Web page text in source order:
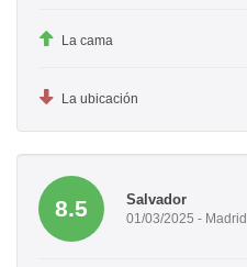
La cama
La ubicación
8.5 Salvador
01/03/2025 - Madrid